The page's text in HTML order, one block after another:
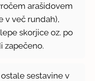
arašidovem
v več rundah),
skorjice oz. po
zapečeno.
sestavine v